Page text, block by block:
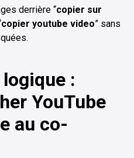
derrière “copier sur
copier youtube video” sans
:
YouTube
au co-